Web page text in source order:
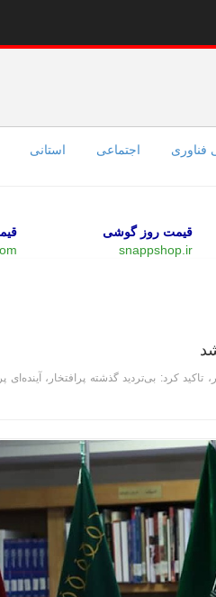
فناوری اجتماعی استانی
قیمت روز گوشی
snappshop.ir
کرد: بی‌تردید گذشته پرافتخار، آینده‌ای